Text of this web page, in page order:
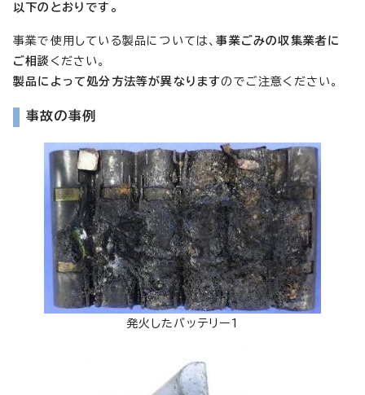
以下のとおりです。
事業で使用している製品については、事業ごみの収集業者に
ご相談 ください。
製品によって処分方法等が異なりますのでご注意ください。
事故の事例
発火したバッテリー1